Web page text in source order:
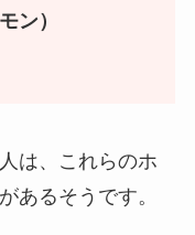
ン）
は、これらのホ
あるそうです。